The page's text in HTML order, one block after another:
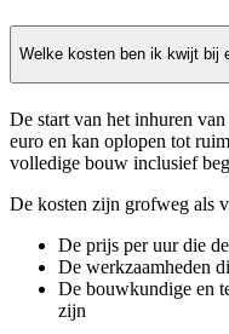
Welke kosten ben ik kwijt bij
De start van het inhuren
euro en kan oplopen tot
volledige bouw inclusief
De kosten zijn grofweg als
De prijs per uur die
De werkzaamheden
De bouwkundige en
zijn